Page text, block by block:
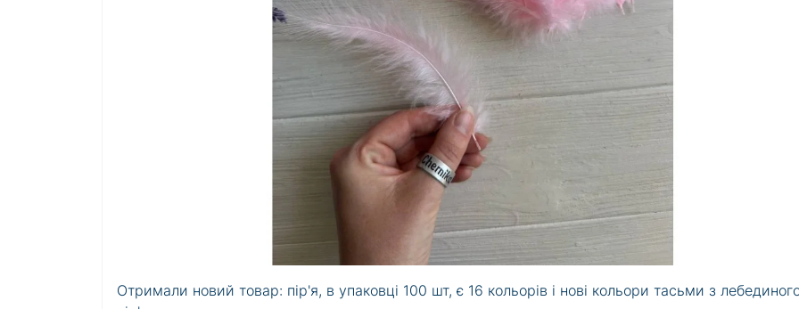
Отримали новий товар: пір'я, в упаковці 100 шт, є 16 кольорів і нові кольори тасьми з